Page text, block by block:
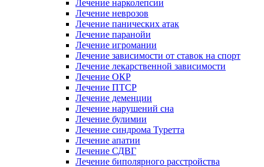
Лечение нарколепсии
Лечение неврозов
Лечение панических атак
Лечение паранойи
Лечение игромании
Лечение зависимости от ставок на спорт
Лечение лекарственной зависимости
Лечение ОКР
Лечение ПТСР
Лечение деменции
Лечение нарушений сна
Лечение булимии
Лечение синдрома Туретта
Лечение апатии
Лечение СДВГ
Лечение биполярного расстройства